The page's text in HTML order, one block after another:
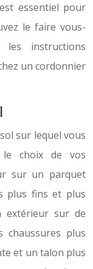
essentiel pour
le faire vous-
instructions
un cordonnier
sur lequel vous
le choix de vos
sur un parquet
plus fins et plus
extérieur sur de
chaussures plus
et un talon plus